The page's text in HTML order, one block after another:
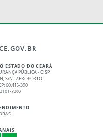
ESTADO DO CEARÁ
PÚBLICA - CISP
S/N - AEROPORTO
60.415-390
7300